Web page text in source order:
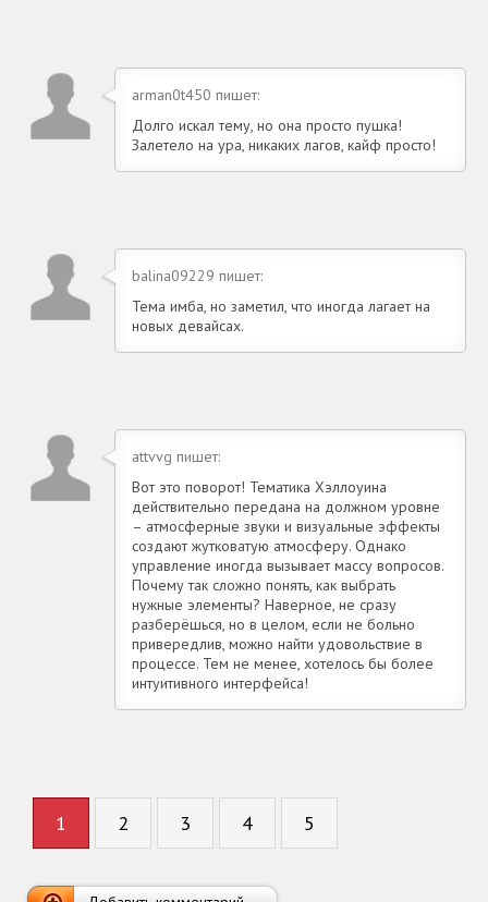
arman0t450 пишет:
Долго искал тему, но она просто пушка!
Залетело на ура, никаких лагов, кайф просто!
balina09229 пишет:
Тема имба, но заметил, что иногда лагает на
новых девайсах.
attvvg пишет:
Вот это поворот! Тематика Хэллоуина
действительно передана на должном уровне
– атмосферные звуки и визуальные эффекты
создают жутковатую атмосферу. Однако
управление иногда вызывает массу вопросов.
Почему так сложно понять, как выбрать
нужные элементы? Наверное, не сразу
разберёшься, но в целом, если не больно
привередлив, можно найти удовольствие в
процессе. Тем не менее, хотелось бы более
интуитивного интерфейса!
1 2 3 4 5